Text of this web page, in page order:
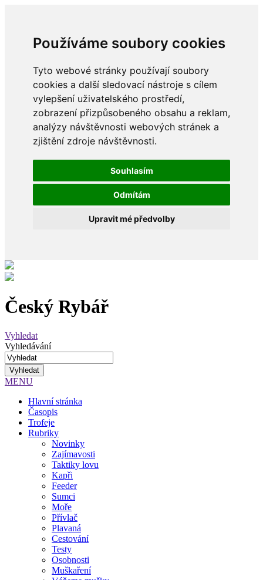
Používáme soubory cookies
Tyto webové stránky používají soubory
cookies a další sledovací nástroje s cílem
vylepšení uživatelského prostředí,
zobrazení přizpůsobeného obsahu a reklam,
analýzy návštěvnosti webových stránek a
zjištění zdroje návštěvnosti.
Souhlasím
Odmítám
Upravit mé předvolby
Český Rybář
Vyhledat
Vyhledávání
MENU
Hlavní stránka
Časopis
Trofeje
Rubriky
Novinky
Zajímavosti
Taktiky lovu
Kapři
Feeder
Sumci
Moře
Přívlač
Plavaná
Cestování
Testy
Osobnosti
Muškaření